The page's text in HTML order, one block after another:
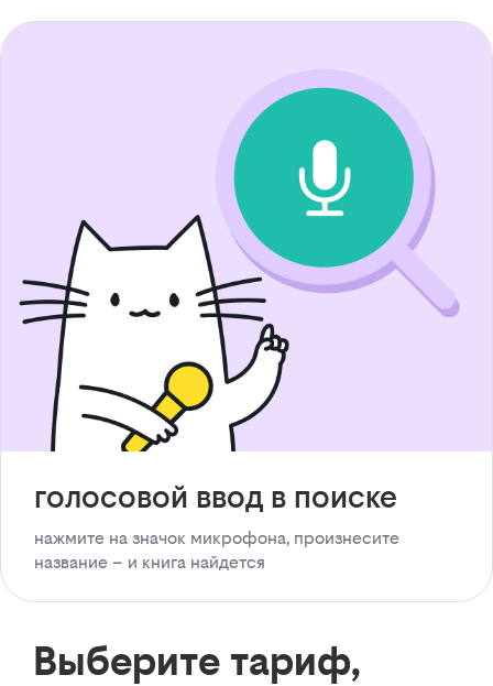
голосовой ввод в поиске
нажмите на значок микрофона, произнесите
название – и книга найдется
Выберите тариф,